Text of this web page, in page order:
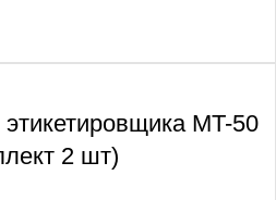
MT-50
2 шт)